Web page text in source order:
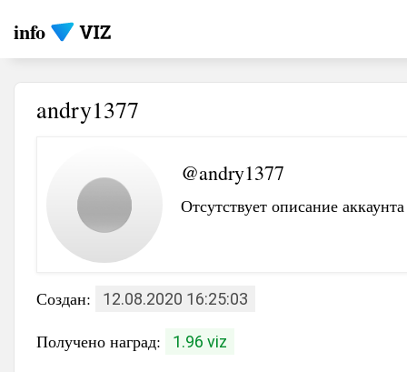
info
andry1377
@andry1377
Отсутствует описание аккаунта
Создан: 12.08.2020 16:25:03
Получено наград: 1.96 viz